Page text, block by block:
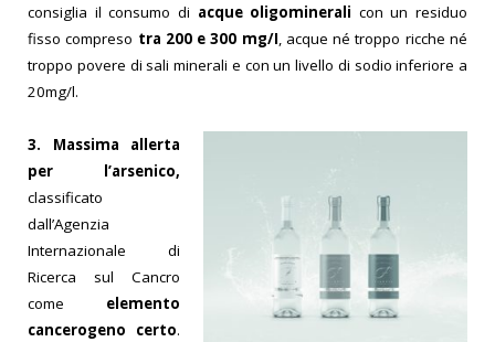
consiglia il consumo di acque oligominerali con un residuo
fisso compreso tra 200 e 300 mg/I, acque né troppo ricche né
troppo povere di sali minerali e con un livello di sodio inferiore a
20mg/l.
3. Massima allerta
per l’arsenico,
classificato
dall’Agenzia
Internazionale di
Ricerca sul Cancro
come elemento
cancerogeno certo.